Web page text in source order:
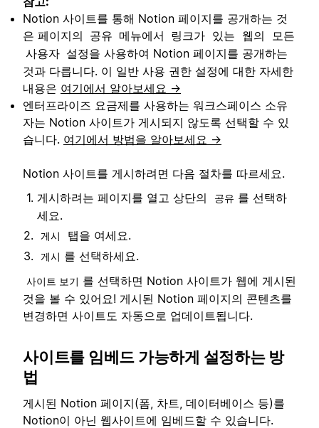
Notion 사이트를 통해 Notion 페이지를 공개하는 것
은 페이지의
공유 메뉴에서
링크가 있는 웹의 모든
사용자 설정을 사용하여 Notion 페이지를 공개하는
것과 다릅니다. 이 일반 사용 권한 설정에 대한 자세한
내용은 여기에서 알아보세요 →
엔터프라이즈 요금제를 사용하는 워크스페이스 소유
자는 Notion 사이트가 게시되지 않도록 선택할 수 있
습니다. 여기에서 방법을 알아보세요 →
Notion 사이트를 게시하려면 다음 절차를 따르세요.
게시하려는 페이지를 열고 상단의
공유 를 선택하
세요.
게시 탭을 여세요.
게시 를 선택하세요.
사이트 보기 를 선택하면 Notion 사이트가 웹에 게시된
것을 볼 수 있어요! 게시된 Notion 페이지의 콘텐츠를
변경하면 사이트도 자동으로 업데이트됩니다.
사이트를 임베드 가능하게 설정하는 방
법
게시된 Notion 페이지(폼, 차트, 데이터베이스 등)를
Notion이 아닌 웹사이트에 임베드할 수 있습니다.